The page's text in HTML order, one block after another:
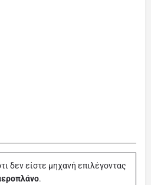
δεν είστε μηχανή επιλέγοντας
.